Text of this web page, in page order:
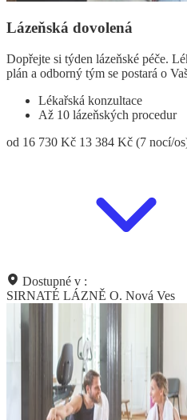
Lázeňská dovolená
Dopřejte si týden lázeňské péče.
plán a odborný tým se postará o
Lékařská konzultace
Až 10 lázeňských procedur
od 16 730 Kč 13 384 Kč (7 nocí/
Dostupné v :
SIRNATÉ LÁZNĚ O. Nová Ves